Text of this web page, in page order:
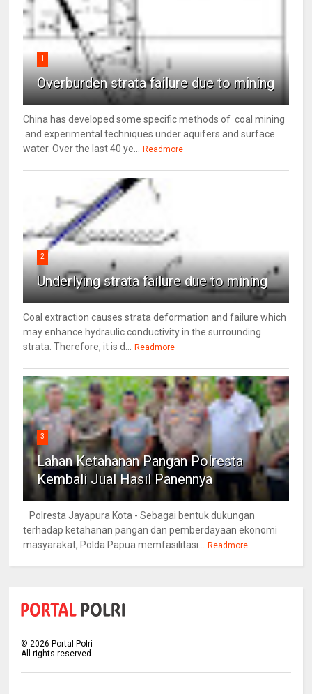
1
Overburden strata failure due to mining
China has developed some specific methods of coal mining
and experimental techniques under aquifers and surface
water. Over the last 40 ye... Readmore
2
Underlying strata failure due to mining
Coal extraction causes strata deformation and failure which
may enhance hydraulic conductivity in the surrounding
strata. Therefore, it is d... Readmore
3
Lahan Ketahanan Pangan Polresta
Kembali Jual Hasil Panennya
Polresta Jayapura Kota - Sebagai bentuk dukungan
terhadap ketahanan pangan dan pemberdayaan ekonomi
masyarakat, Polda Papua memfasilitasi... Readmore
©2026 Portal Polri
All rights reserved.